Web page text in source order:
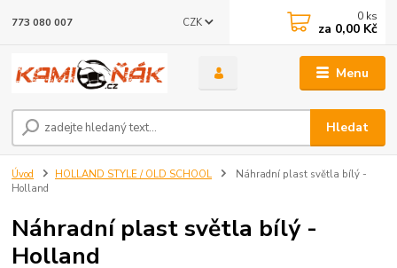
Menu
CZK
Hledat
773 080 007 0 ks
za 0,00 Kč
Úvod HOLLAND STYLE / OLD SCHOOL
Náhradní plast světla bílý -
Holland
Náhradní plast světla bílý -
Holland